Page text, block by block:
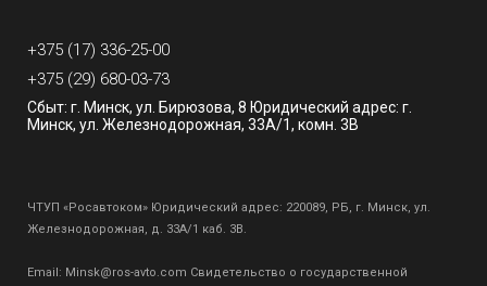
+375 (17) 336-25-00
+375 (29) 680-03-73
Сбыт: г. Минск, ул. Бирюзова, 8 Юридический адрес: г.
Минск, ул. Железнодорожная, 33А/1, комн. 3В
ЧТУП «Росавтоком» Юридический адрес: 220089, РБ, г. Минск, ул.
Железнодорожная, д. 33А/1 каб. 3В.
Email: Minsk@ros-avto.com Свидетельство о государственной